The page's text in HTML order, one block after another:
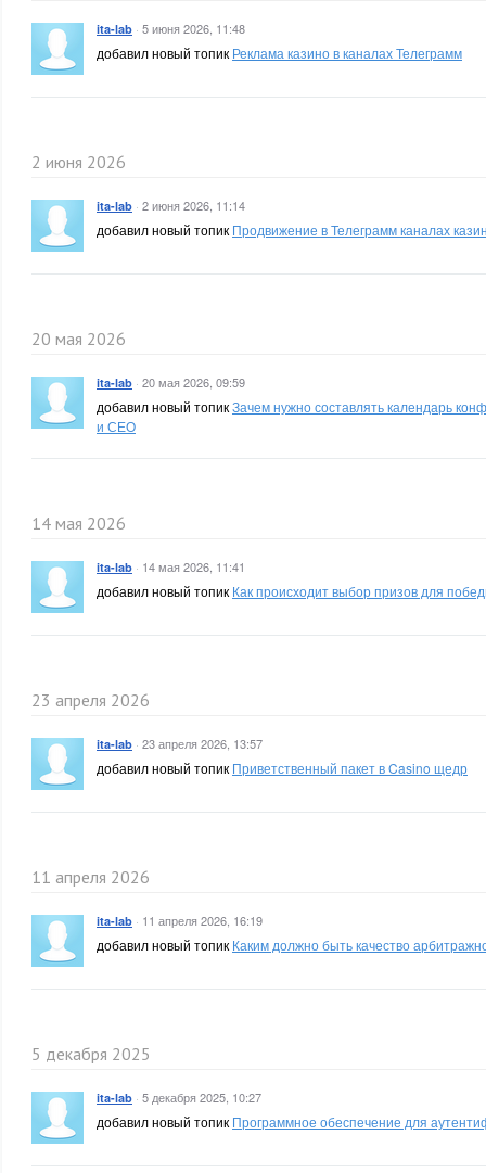
ita-lab · 5 июня 2026, 11:48
добавил новый топик Реклама казино в каналах Телеграмм
2 июня 2026
ita-lab · 2 июня 2026, 11:14
добавил новый топик Продвижение в Телеграмм каналах
20 мая 2026
ita-lab · 20 мая 2026, 09:59
добавил новый топикЗачем нужно составлять календарь
и СЕО
14 мая 2026
ita-lab · 14 мая 2026, 11:41
добавил новый топик Как происходит выбор призов для
23 апреля 2026
ita-lab · 23 апреля 2026, 13:57
добавил новый топик Приветственный пакет в Casino щедр
11 апреля 2026
ita-lab · 11 апреля 2026, 16:19
добавил новый топик Каким должно быть качество
5 декабря 2025
ita-lab · 5 декабря 2025, 10:27
добавил новый топик Программное обеспечение для